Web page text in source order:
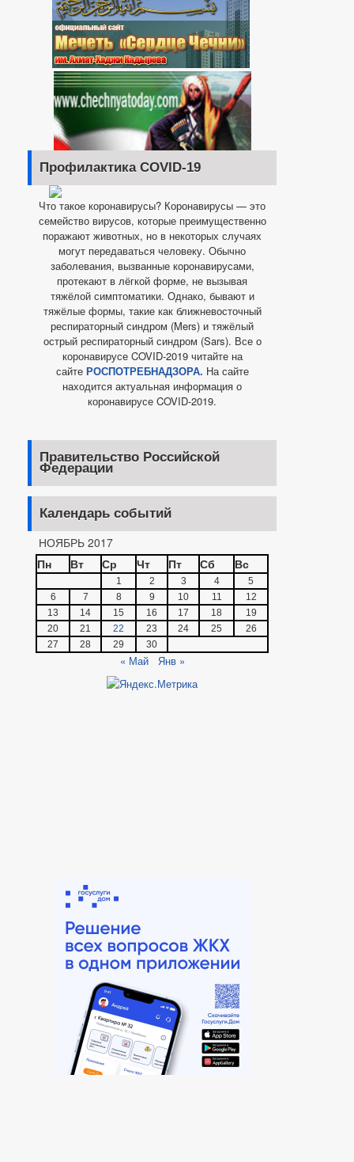
Профилактика COVID-19
Что такое коронавирусы? Коронавирусы — это
семейство вирусов, которые преимущественно
поражают животных, но в некоторых случаях
могут передаваться человеку. Обычно
заболевания, вызванные коронавирусами,
протекают в лёгкой форме, не вызывая
тяжёлой симптоматики. Однако, бывают и
тяжёлые формы, такие как ближневосточный
респираторный синдром (Mers) и тяжёлый
острый респираторный синдром (Sars). Все о
коронавирусе COVID-2019 читайте на
сайте РОСПОТРЕБНАДЗОРА. На сайте
находится актуальная информация о
коронавирусе COVID-2019.
Правительство Российской
Федерации
Календарь событий
НОЯБРЬ 2017
Пн
Вт Ср Чт Пт Сб Вс
1 2 3 4
5
6
7 8 9 10 11
12
13
14 15 16 17 18
19
20
21 22 23 24 25
26
27
28 29 30
« Май Янв »